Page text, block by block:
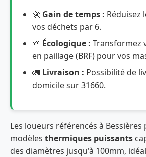
🚀 Gain de temps : Réduisez
vos déchets par 6.
🌱 Écologique : Transformez
en paillage (BRF) pour vos
🚛 Livraison : Possibilité de
domicile sur 31660.
Les loueurs référencés à
modèles thermiques puissants
des diamètres jusqu'à 100mm,